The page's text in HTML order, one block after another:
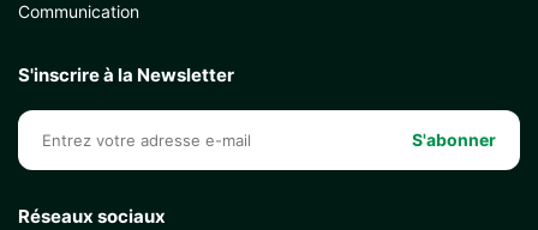
Communication
S'inscrire à la Newsletter
S'abonner
Réseaux sociaux